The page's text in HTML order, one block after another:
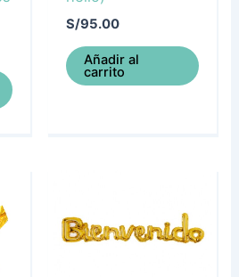
S/95.00
Añadir al
carrito